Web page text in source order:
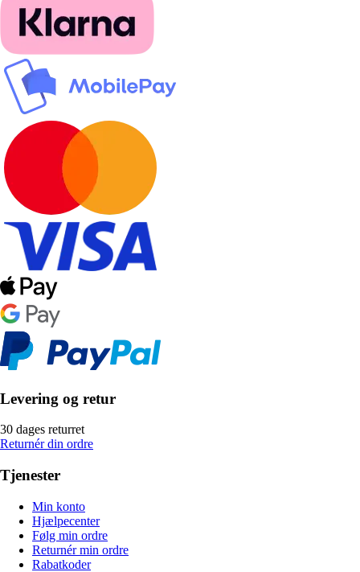
Levering og retur
30 dages returret
Returnér din ordre
Tjenester
Min konto
Hjælpecenter
Følg min ordre
Returnér min ordre
Rabatkoder